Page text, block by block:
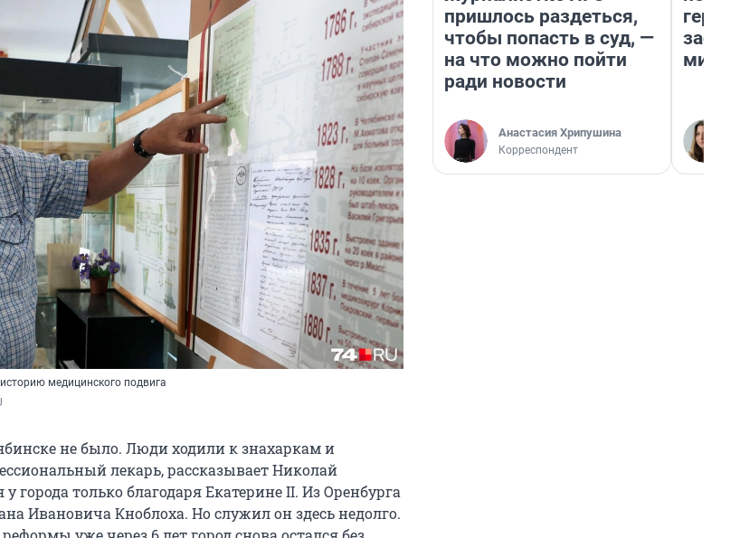
медицинского подвига
не было. Люди ходили к знахаркам и
лекарь, рассказывает Николай
города только благодаря Екатерине II. Из Оренбурга
Ивановича Кноблоха. Но служил он здесь недолго.
пришлось раздеться,
чтобы попасть в суд, —
на что можно пойти
ради новости
Анастасия Хрипушина
Корреспондент
герои